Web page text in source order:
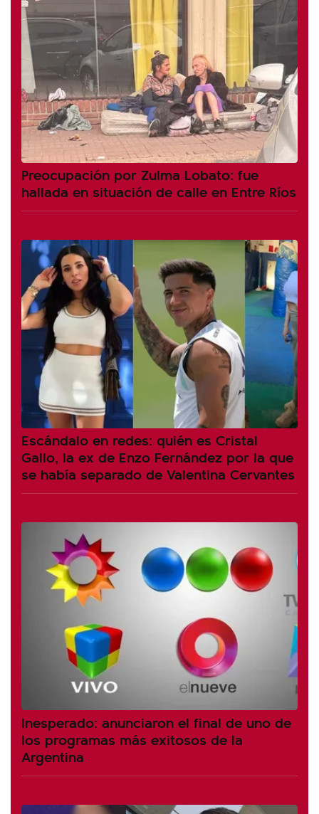
Preocupación por Zulma Lobato: fue
hallada en situación de calle en Entre Ríos
Escándalo en redes: quién es Cristal
Gallo, la ex de Enzo Fernández por la que
se había separado de Valentina Cervantes
Inesperado: anunciaron el final de uno de
los programas más exitosos de la
Argentina